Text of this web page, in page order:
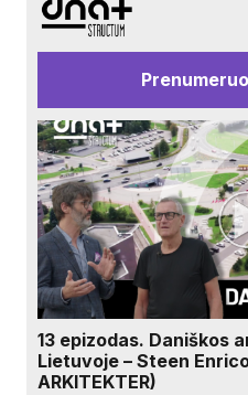
13 epizodas. Daniškos
Lietuvoje – Steen
ARKITEKTER)